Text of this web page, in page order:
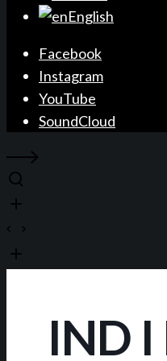
English
Facebook
Instagram
YouTube
SoundCloud
IND